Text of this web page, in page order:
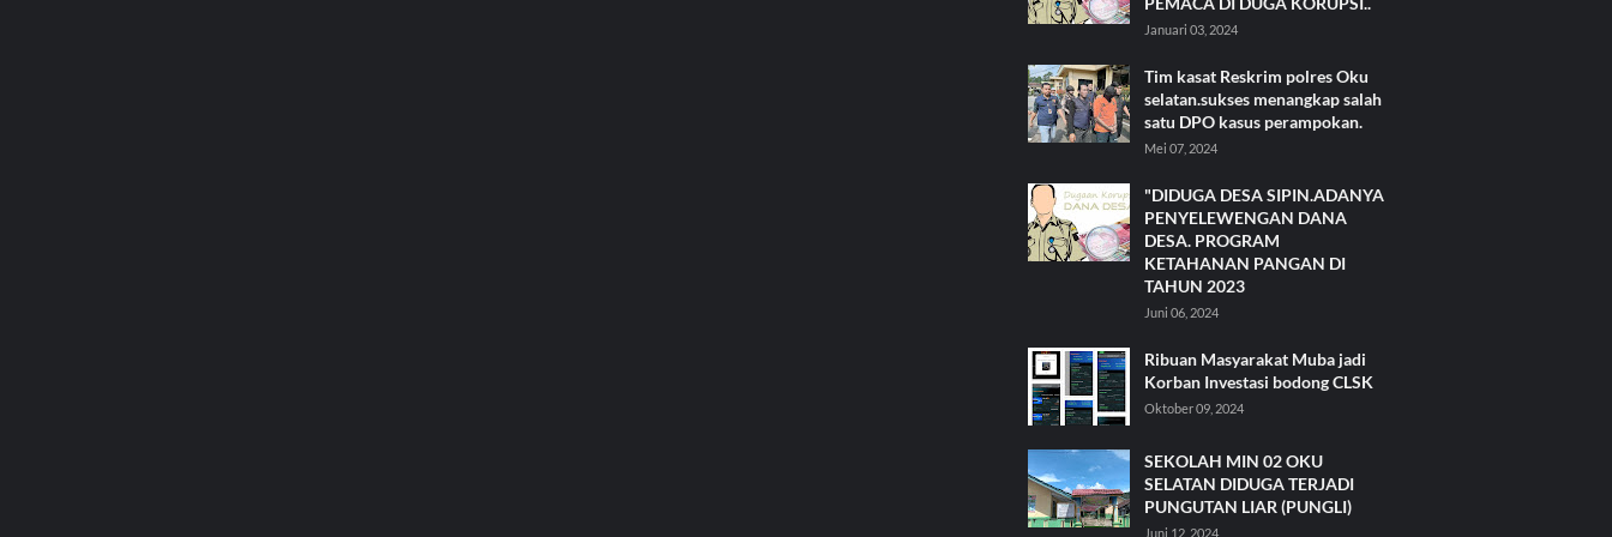
Januari 03, 2024
Tim kasat Reskrim polres Oku
selatan.sukses menangkap salah
satu DPO kasus perampokan.
Mei 07, 2024
"DIDUGA DESA SIPIN.ADANYA
PENYELEWENGAN DANA
DESA. PROGRAM
KETAHANAN PANGAN DI
TAHUN 2023
Juni 06, 2024
Ribuan Masyarakat Muba jadi
Korban Investasi bodong CLSK
Oktober 09, 2024
SEKOLAH MIN 02 OKU
SELATAN DIDUGA TERJADI
PUNGUTAN LIAR (PUNGLI)
Juni 12, 2024